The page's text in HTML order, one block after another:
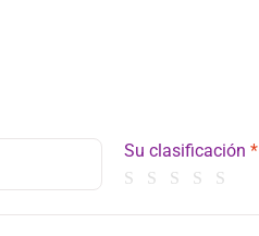
Su clasificación*